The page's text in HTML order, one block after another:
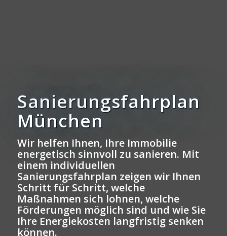
Sanierungsfahrplan
München
Wir helfen Ihnen, Ihre Immobilie
energetisch sinnvoll zu sanieren. Mit
einem individuellen
Sanierungsfahrplan zeigen wir Ihnen
Schritt für Schritt, welche
Maßnahmen sich lohnen, welche
Förderungen möglich sind und wie Sie
Ihre Energiekosten langfristig senken
können.